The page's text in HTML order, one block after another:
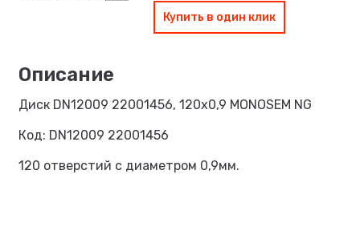
Купить в один клик
Диск DN12009 22001456, 120х0,9 MONOSEM NG
Код: DN12009 22001456
120 отверстий с диаметром 0,9мм.